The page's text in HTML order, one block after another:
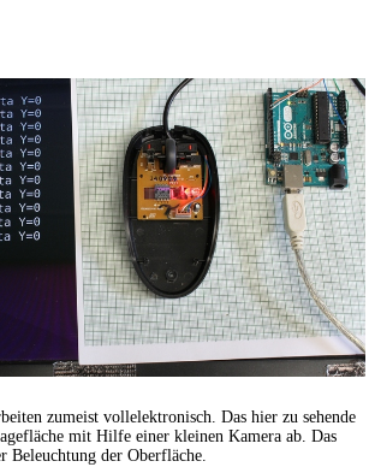
zumeist vollelektronisch. Das hier zu sehende
mit Hilfe einer kleinen Kamera ab. Das
Beleuchtung der Oberfläche.